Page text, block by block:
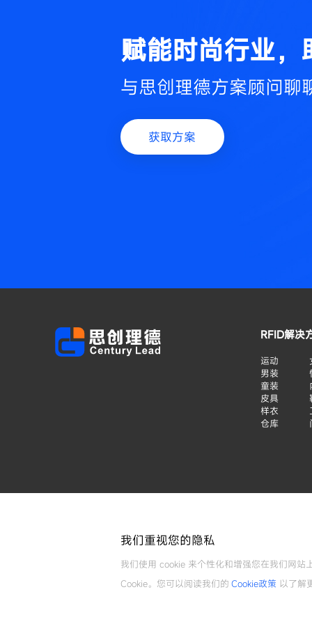
赋能时尚行业，
与思创理德方案顾问聊
获取方案
RFID解决
运动
男装
童装
皮具
样衣
仓库
我们重视您的隐私
我们使用 cookie 来个性化和增强您在我们网站
Cookie。您可以阅读我们的 Cookie政策 以了解